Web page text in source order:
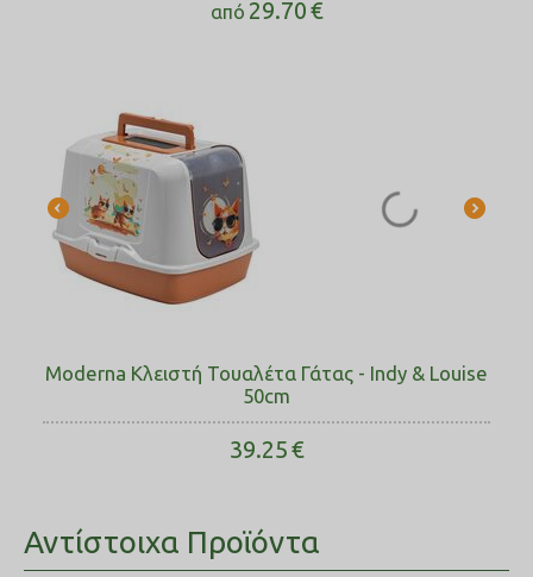
από 29.70€
Moderna Κλειστή Τουαλέτα Γάτας - Indy & Louise
50cm
39.25€
Αντίστοιχα Προϊόντα